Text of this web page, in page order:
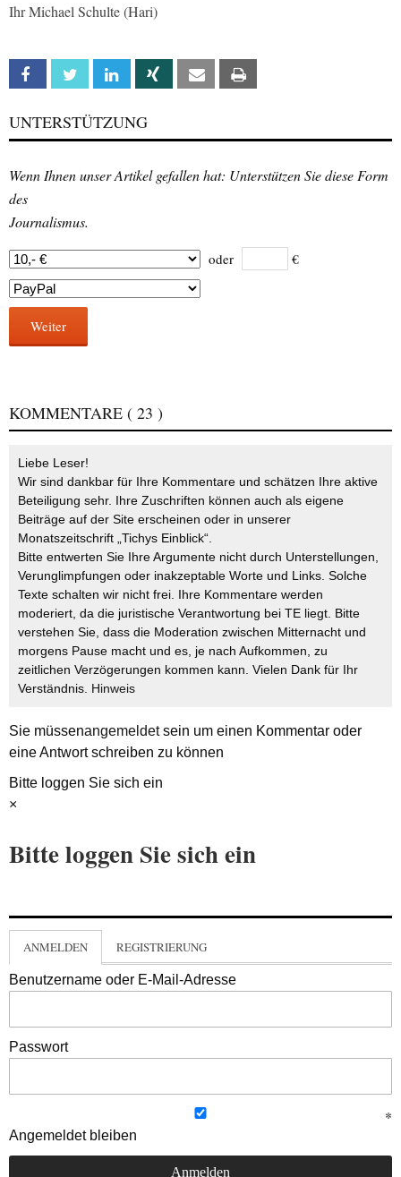
Ihr Michael Schulte (Hari)
Facebook Twitter Linkedin Xing Email
UNTERSTÜTZUNG
Wenn Ihnen unser Artikel gefallen hat: Unterstützen Sie diese Form
des
Journalismus.
oder €
Weiter
KOMMENTARE ( 23 )
Liebe Leser!
Wir sind dankbar für Ihre Kommentare und schätzen Ihre aktive
Beteiligung sehr. Ihre Zuschriften können auch als eigene
Beiträge auf der Site erscheinen oder in unserer
Monatszeitschrift „Tichys Einblick“.
Bitte entwerten Sie Ihre Argumente nicht durch Unterstellungen,
Verunglimpfungen oder inakzeptable Worte und Links. Solche
Texte schalten wir nicht frei. Ihre Kommentare werden
moderiert, da die juristische Verantwortung bei TE liegt. Bitte
verstehen Sie, dass die Moderation zwischen Mitternacht und
morgens Pause macht und es, je nach Aufkommen, zu
zeitlichen Verzögerungen kommen kann. Vielen Dank für Ihr
Verständnis. Hinweis
Sie müssenangemeldetsein um einen Kommentar oder
eine Antwort schreiben zu können
Bitte loggen Sie sich ein
×
Bitte loggen Sie sich ein
ANMELDEN REGISTRIERUNG
Benutzername oder E-Mail-Adresse
Passwort
Angemeldet bleiben